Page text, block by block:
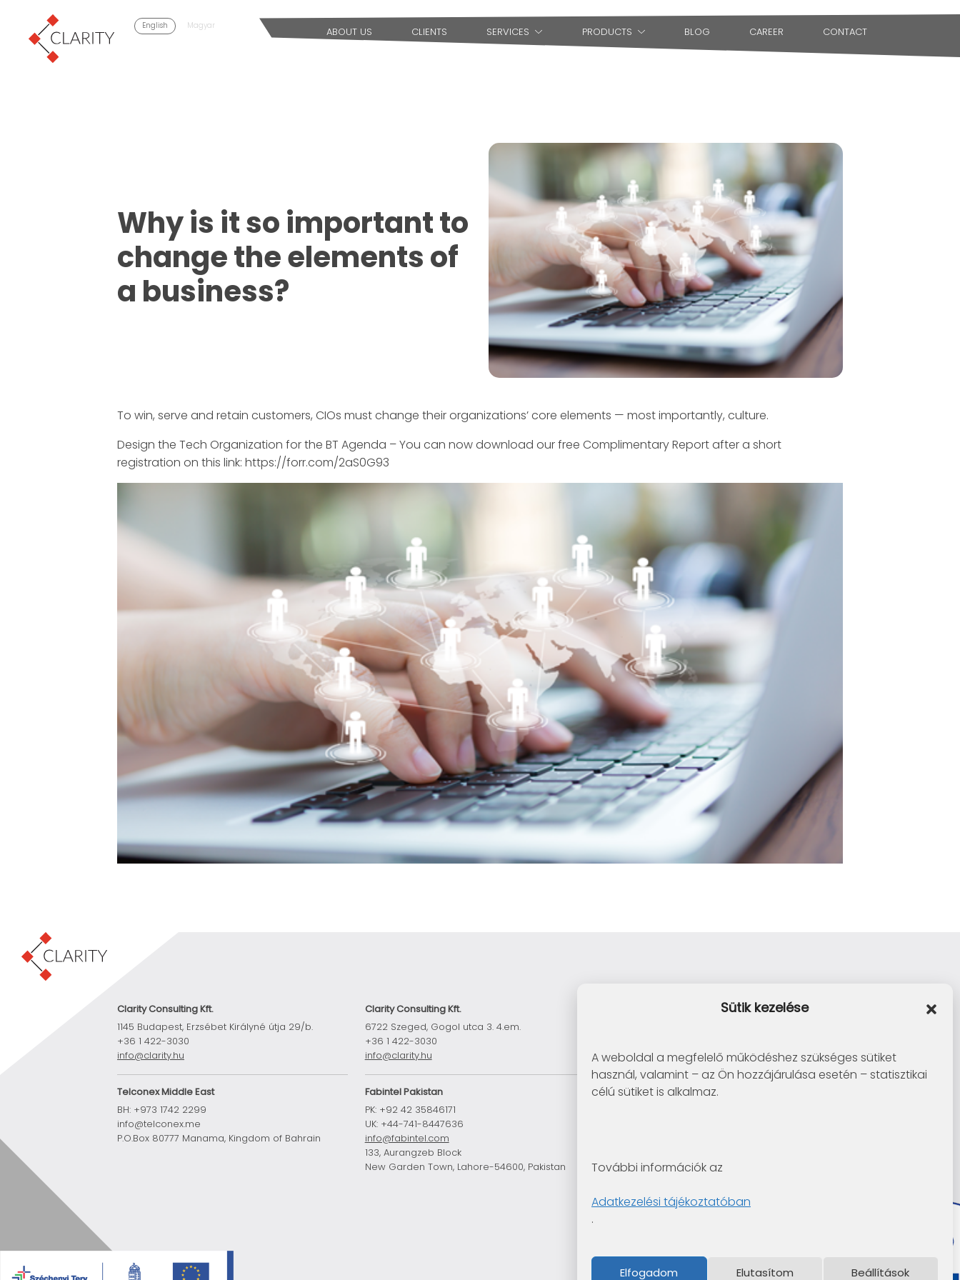
Sütik kezelése
A weboldal a megfelelő működéshez szükséges sütiket
használ, valamint – az Ön hozzájárulása esetén – statisztikai
célú sütiket is alkalmaz.
További információk az
Adatkezelési tájékoztatóban
.
Elfogadom Elutasítom Beállítások
English Magyar ABOUT US CLIENTS SERVICES PRODUCTS BLOG CAREER CONTACT
Why is it so important to
change the elements of
a business?
To win, serve and retain customers, CIOs must change their organizations’ core elements — most importantly, culture.
Design the Tech Organization for the BT Agenda – You can now download our free Complimentary Report after a short
registration on this link: https://forr.com/2aS0G93
Clarity Consulting Kft.
1145 Budapest, Erzsébet Királyné útja 29/b.
+36 1 422-3030
info@clarity.hu
Telconex Middle East
BH: +973 1742 2299
info@telconex.me
P.O.Box 80777 Manama, Kingdom of Bahrain
Clarity Consulting Kft.
6722 Szeged, Gogol utca 3. 4.em.
+36 1 422-3030
info@clarity.hu
Fabintel Pakistan
PK: +92 42 35846171
UK: +44-741-8447636
info@fabintel.com
133, Aurangzeb Block
New Garden Town, Lahore-54600, Pakistan